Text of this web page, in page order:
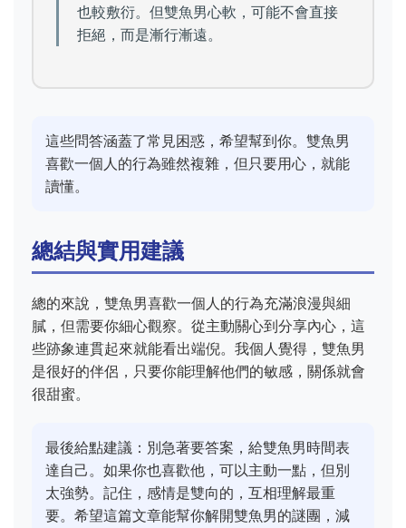
也較敷衍。但雙魚男心軟，可能不會直接
拒絕，而是漸行漸遠。
這些問答涵蓋了常見困惑，希望幫到你。雙魚男
喜歡一個人的行為雖然複雜，但只要用心，就能
讀懂。
總結與實用建議
總的來說，雙魚男喜歡一個人的行為充滿浪漫與細
膩，但需要你細心觀察。從主動關心到分享內心，這
些跡象連貫起來就能看出端倪。我個人覺得，雙魚男
是很好的伴侶，只要你能理解他們的敏感，關係就會
很甜蜜。
最後給點建議：別急著要答案，給雙魚男時間表
達自己。如果你也喜歡他，可以主動一點，但別
太強勢。記住，感情是雙向的，互相理解最重
要。希望這篇文章能幫你解開雙魚男的謎團，減